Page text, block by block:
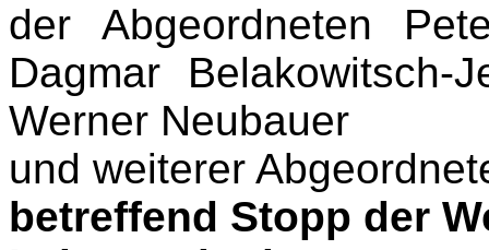
der Abgeordneten
Dagmar Belakowitsch-
Werner Neubauer
und weiterer
betreffend Stopp der